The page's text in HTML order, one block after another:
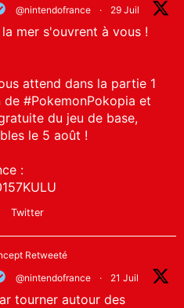
@nintendofrance · 29 Juil
mer s'ouvrent à vous !
attend dans la partie 1
de #PokemonPokopia et
du jeu de base,
le 5 août !
:
Twitter
Retweeté
@nintendofrance · 21 Juil
tourner autour des